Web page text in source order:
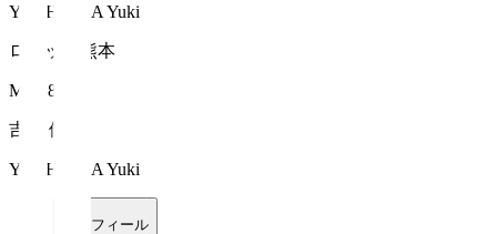
YOSHIOKA Yuki
ロアッソ熊本
MF 28
吉岡 優希
YOSHIOKA Yuki
プロフィール